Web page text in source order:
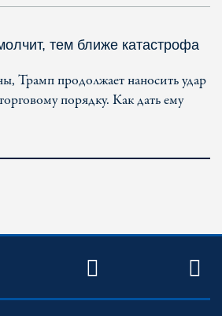
тем ближе катастрофа
Трамп продолжает наносить удар
порядку. Как дать ему
FACEBOOKYOUTUBE